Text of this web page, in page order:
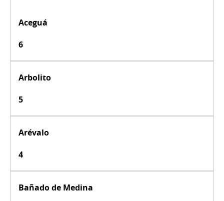
Aceguá
6
Arbolito
5
Arévalo
4
Bañado de Medina